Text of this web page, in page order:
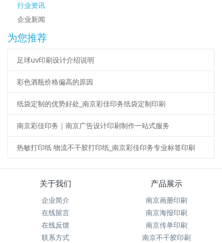
行业资讯
企业新闻
为您推荐
足球uv印刷设计介绍说明
彩色酒瓶价格偏高的原因
纸袋定制的优势好处_南京彩佳印务纸袋定制印刷
南京彩佳印务｜南京广告设计印刷制作一站式服务
热敏打印纸 物流不干胶打印纸_南京彩佳印务专业标签印刷
关于我们
企业简介
在线留言
在线反馈
联系方式
产品展示
南京画册印刷
南京海报印刷
南京传单印刷
南京不干胶印刷